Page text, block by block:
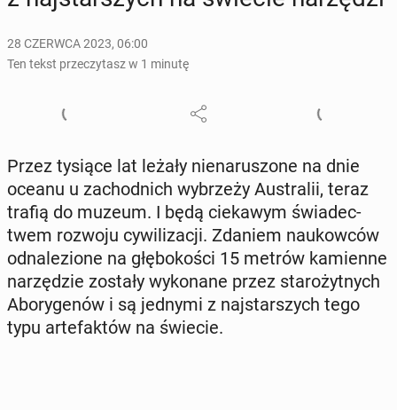
28 CZERWCA 2023, 06:00
Ten tekst przeczytasz w 1 minutę
Przez tysiące lat leżały nie­na­ru­szo­ne na dnie
oceanu u za­chod­nich wy­brze­ży Au­stra­lii, teraz
trafią do muzeum. I będą cie­ka­wym świa­dec­
twem rozwoju cy­wi­li­za­cji. Zdaniem na­ukow­ców
od­na­le­zio­ne na głę­bo­ko­ści 15 metrów ka­mien­ne
na­rzę­dzie zostały wy­ko­na­ne przez sta­ro­żyt­nych
Abo­ry­ge­nów i są jednymi z naj­star­szych tego
typu ar­te­fak­tów na świecie.